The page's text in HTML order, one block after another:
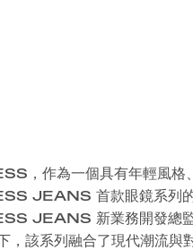
，作為一個具有年輕風格
JEANS 首款眼鏡系列的
JEANS 新業務開發總
，該系列融合了現代潮流與